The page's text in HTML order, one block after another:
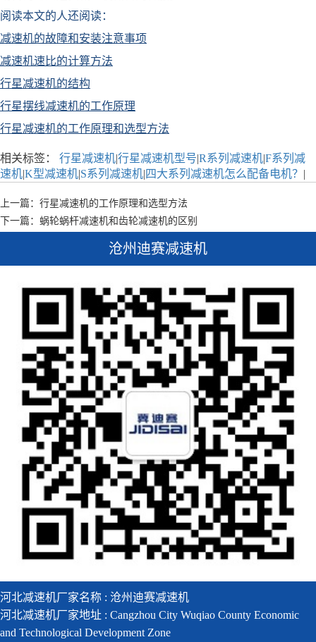
阅读本文的人还阅读：
减速机的故障和安装注意事项
减速机速比的计算方法
行星减速机的结构
行星摆线减速机的工作原理
行星减速机的工作原理和选型方法
相关标签： 行星减速机|行星减速机型号|R系列减速机|F系列减
速机|K型减速机|S系列减速机|四大系列减速机怎么配备电机？ |
上一篇：行星减速机的工作原理和选型方法
下一篇：蜗轮蜗杆减速机和齿轮减速机的区别
沧州迪赛减速机
河北减速机厂家名称 : 沧州迪赛减速机
河北减速机厂家地址 : Cangzhou City Wuqiao County Economic
and Technological Development Zone